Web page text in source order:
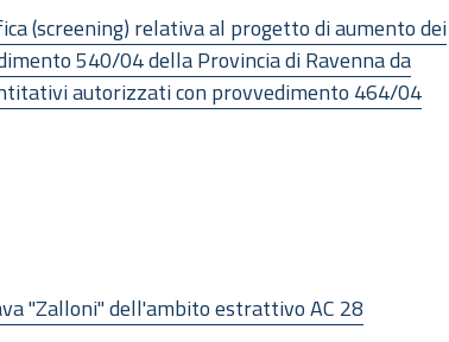
(screening) relativa al progetto di aumento dei
540/04 della Provincia di Ravenna da
autorizzati con provvedimento 464/04
"Zalloni" dell'ambito estrattivo AC 28